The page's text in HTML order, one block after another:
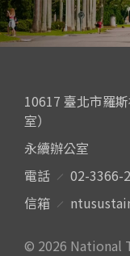
10617 臺北市羅
室）
永續辦公室
電話
02-3366-
信箱
© 2026 National